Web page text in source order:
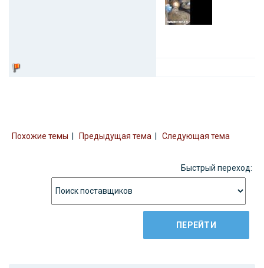
Похожие темы Предыдущая тема Следующая тема
Быстрый переход: